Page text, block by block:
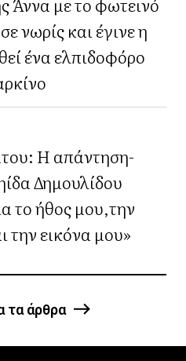
νωρίς και έγινε η
ένα ελπιδοφόρο
Η απάντηση-
Δημουλίδου
το ήθος μου,την
την εικόνα μου»
τα άρθρα